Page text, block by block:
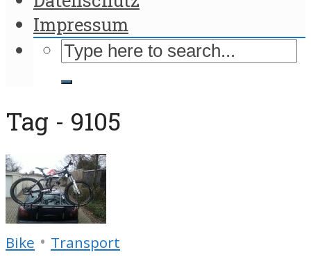
Impressum
Tag - 9105
Bike • Transport